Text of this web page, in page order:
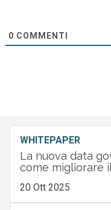
0 COMMENTI
WHITEPAPER
La nuova data
come migliorare
20 Ott 2025